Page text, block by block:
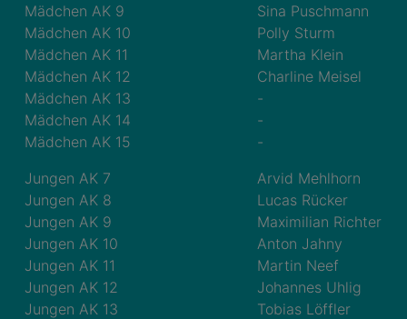
Mädchen AK 9
Mädchen AK 10
Mädchen AK 11
Mädchen AK 12
Mädchen AK 13
Mädchen AK 14
Mädchen AK 15
Jungen AK 7
Jungen AK 8
Jungen AK 9
Jungen AK 10
Jungen AK 11
Jungen AK 12
Jungen AK 13
Sina Puschmann
Polly Sturm
Martha Klein
Charline Meisel
-
-
-
Arvid Mehlhorn
Lucas Rücker
Maximilian Richter
Anton Jahny
Martin Neef
Johannes Uhlig
Tobias Löffler